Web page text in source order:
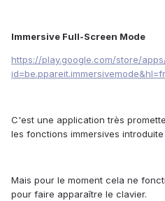
Immersive Full-Screen Mode
https://play.google.com/store/
id=be.ppareit.immersivemode&hl=fr
C'est une application très
les fonctions immersives
Mais pour le moment cela ne
pour faire apparaître le clavier.